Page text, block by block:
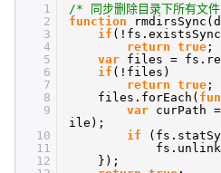
1
2
3
4
5
6
7
8
9
10
11
12
/* 同步删除目录下所有文
function
if
return true ;
var files =
if (!files)
return true ;
files.forEach(
var curPath
ile);
if
});